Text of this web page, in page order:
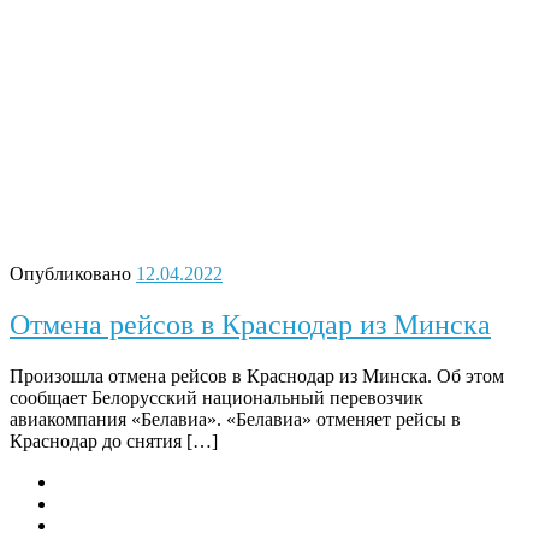
Опубликовано 12.04.2022
Отмена рейсов в Краснодар из Минска
Произошла отмена рейсов в Краснодар из Минска. Об этом
сообщает Белорусский национальный перевозчик
авиакомпания «Белавиа». «Белавиа» отменяет рейсы в
Краснодар до снятия […]